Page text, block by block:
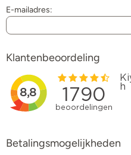
E-mailadres:
Klantenbeoordeling
Betalingsmogelijkheden